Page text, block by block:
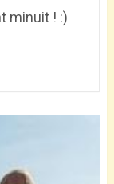
minuit ! :)